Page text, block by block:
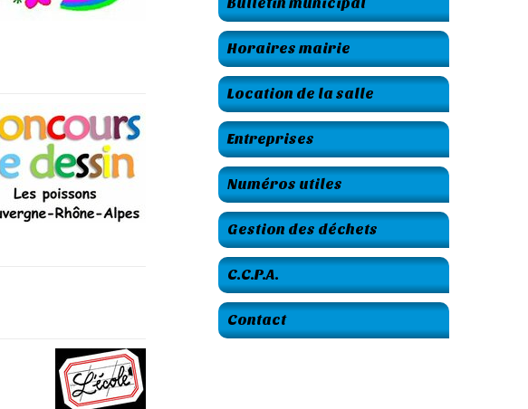
Horaires mairie
Location de la salle
Entreprises
Numéros utiles
Gestion des déchets
C.C.P.A.
Contact